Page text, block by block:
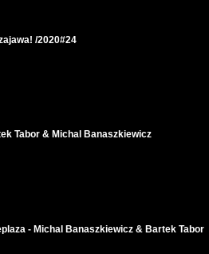
/2020#24
Tabor & Michal Banaszkiewicz
- Michal Banaszkiewicz & Bartek Tabor